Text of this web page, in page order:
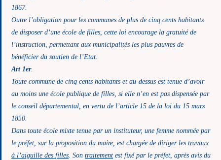
1867.
Outre l’obligation pour les communes de plus de cinq cents habitants
de disposer d’une école de filles, cette loi encourage la gratuité de
l’instruction, permettant aux municipalités les plus pauvres de
bénéficier du soutien de l’Etat.
Art 1er.
Toute commune de cinq cents habitants et au-dessus est tenue d’avoir
au moins une école publique de filles, si elle n’en est pas dispensée par
le conseil départemental, en vertu de l’article 15 de la loi du 15 mars
1850.
Dans toute école mixte tenue par un instituteur, une femme nommée par
le préfet, sur la proposition du maire, est chargée de diriger les travaux
à l’aiguille des filles . Son traitement est fixé par le préfet, après avis du